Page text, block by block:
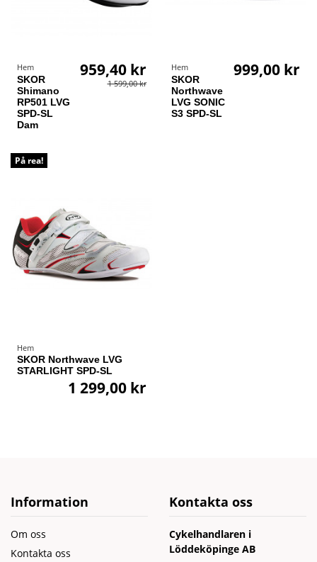
Hem
SKOR
Shimano
RP501 LVG
SPD-SL
Dam
959,40 kr
1 599,00 kr
Hem
SKOR
Northwave
LVG SONIC
S3 SPD-SL
999,00 kr
På rea!
Hem
SKOR Northwave LVG
STARLIGHT SPD-SL
1 299,00 kr
Information
Om oss
Kontakta oss
Kontakta oss
Cykelhandlaren i
Löddeköpinge AB